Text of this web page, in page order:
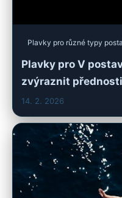
Plavky pro různé typy
Plavky pro V
zvýraznit
14. 2. 2026